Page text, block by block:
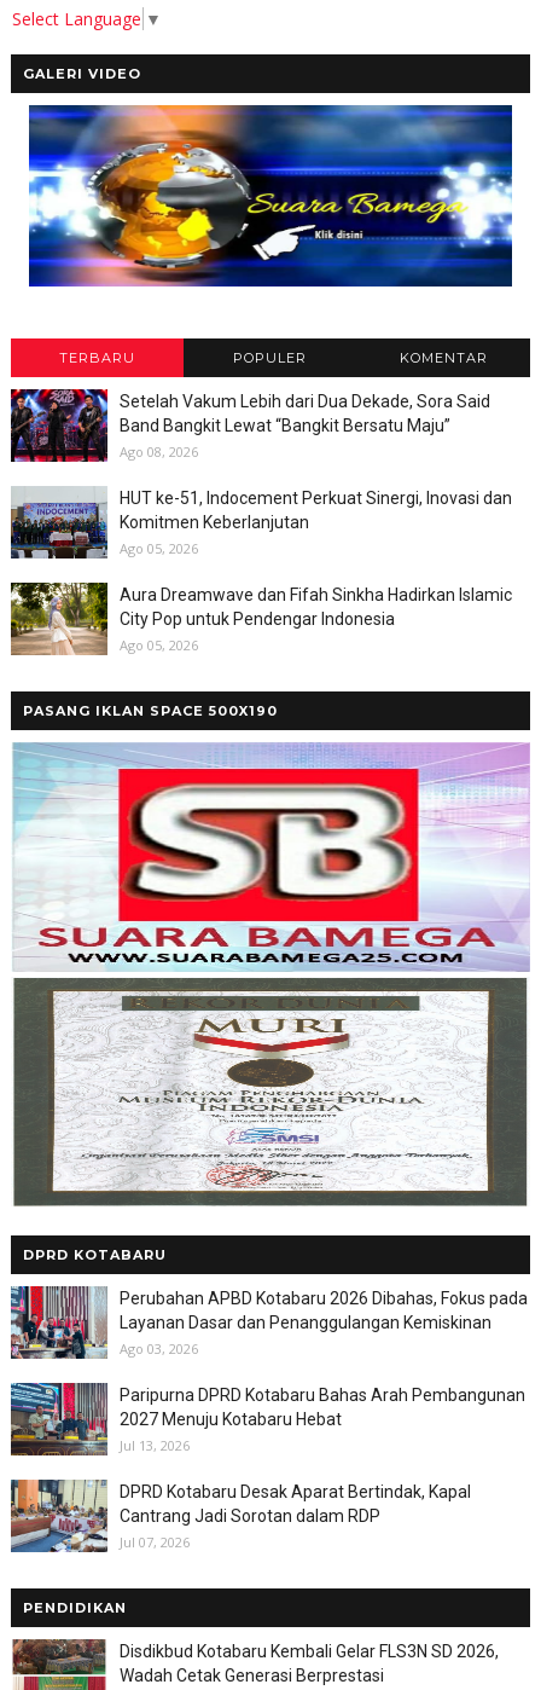
Select Language ▼
GALERI VIDEO
TERBARU POPULER KOMENTAR
Setelah Vakum Lebih dari Dua Dekade, Sora Said
Band Bangkit Lewat “Bangkit Bersatu Maju”
Ago 08, 2026
HUT ke-51, Indocement Perkuat Sinergi, Inovasi dan
Komitmen Keberlanjutan
Ago 05, 2026
Aura Dreamwave dan Fifah Sinkha Hadirkan Islamic
City Pop untuk Pendengar Indonesia
Ago 05, 2026
PASANG IKLAN SPACE 500X190
DPRD KOTABARU
Perubahan APBD Kotabaru 2026 Dibahas, Fokus pada
Layanan Dasar dan Penanggulangan Kemiskinan
Ago 03, 2026
Paripurna DPRD Kotabaru Bahas Arah Pembangunan
2027 Menuju Kotabaru Hebat
Jul 13, 2026
DPRD Kotabaru Desak Aparat Bertindak, Kapal
Cantrang Jadi Sorotan dalam RDP
Jul 07, 2026
PENDIDIKAN
Disdikbud Kotabaru Kembali Gelar FLS3N SD 2026,
Wadah Cetak Generasi Berprestasi